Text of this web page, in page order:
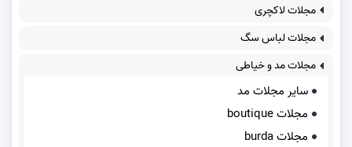
مجلات لاکچری
مجلات لباس سگ
مجلات مد و خیاطی
سایر مجلات مد
مجلات boutique
مجلات burda